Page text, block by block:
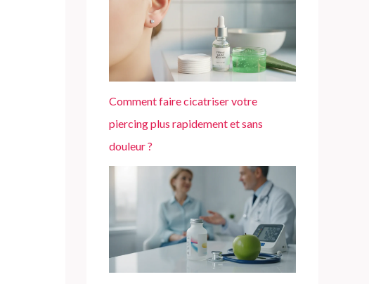
Comment faire cicatriser votre
piercing plus rapidement et sans
douleur ?